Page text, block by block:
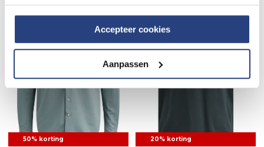
Accepteer cookies
Aanpassen
50% korting 20% korting